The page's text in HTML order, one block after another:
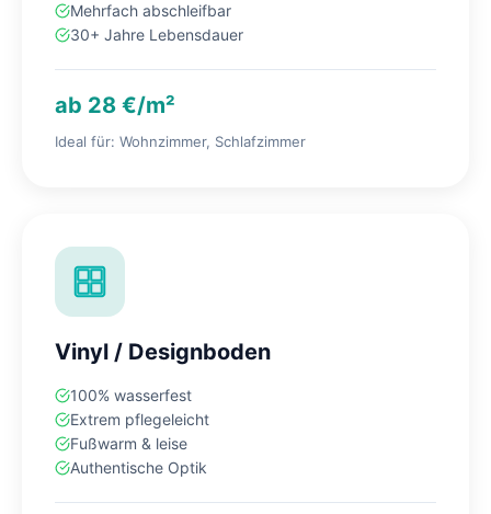
Mehrfach abschleifbar
30+ Jahre Lebensdauer
ab 28 €/m²
Ideal für: Wohnzimmer, Schlafzimmer
Vinyl / Designboden
100% wasserfest
Extrem pflegeleicht
Fußwarm & leise
Authentische Optik